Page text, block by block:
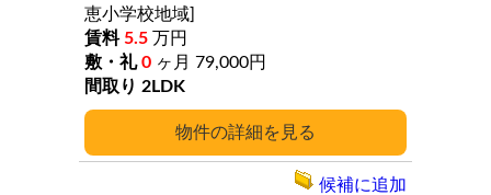
詳細
恵小学校地域]
5.5 万円
0 ヶ月 79,000円
2LDK
候補に追加